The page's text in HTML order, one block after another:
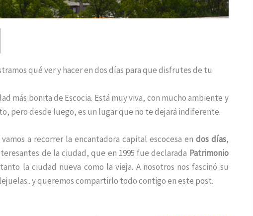
qué ver y hacer en dos días para que disfrutes de tu
más bonita de Escocia. Está muy viva, con mucho ambiente y
pero desde luego, es un lugar que no te dejará indiferente.
a recorrer la encantadora capital escocesa en dos días,
de la ciudad, que en 1995 fue declarada Patrimonio
la ciudad nueva como la vieja. A nosotros nos fascinó su
y queremos compartirlo todo contigo en este post.